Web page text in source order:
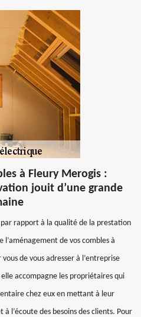
à Fleury Merogis :
jouit d’une grande
par rapport à la qualité de la prestation
l’aménagement de vos combles à
de vous adresser à l’entreprise
accompagne les propriétaires qui
chez eux en mettant à leur
l’écoute des besoins des clients. Pour